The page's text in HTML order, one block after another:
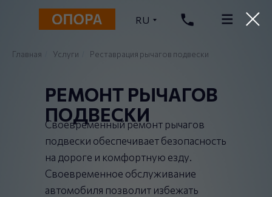
RU
Главная Услуги Реставрация рычагов подвески
РЕМОНТ РЫЧАГОВ
ПОДВЕСКИ
Своевременный ремонт рычагов
подвески обеспечивает безопасность
на дороге и комфортную езду.
Своевременное обслуживание
автомобиля позволит избежать